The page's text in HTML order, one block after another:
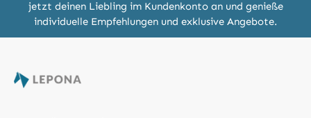
jetzt deinen Liebling im Kundenkonto an und genieße
individuelle Empfehlungen und exklusive Angebote.